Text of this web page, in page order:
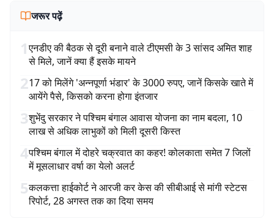
जरूर पढ़ें
1एनडीए की बैठक से दूरी बनाने वाले टीएमसी के 3 सांसद अमित शाह
से मिले, जानें क्या हैं इसके मायने
217 को मिलेंगे 'अन्नपूर्णा भंडार' के 3000 रुपए, जानें किसके खाते में
आयेंगे पैसे, किसको करना होगा इंतजार
3शुभेंदु सरकार ने पश्चिम बंगाल आवास योजना का नाम बदला, 10
लाख से अधिक लाभुकों को मिली दूसरी किस्त
4पश्चिम बंगाल में दोहरे चक्रवात का कहर! कोलकाता समेत 7 जिलों
में मूसलाधार वर्षा का येलो अलर्ट
5कलकत्ता हाईकोर्ट ने आरजी कर केस की सीबीआई से मांगी स्टेटस
रिपोर्ट, 28 अगस्त तक का दिया समय